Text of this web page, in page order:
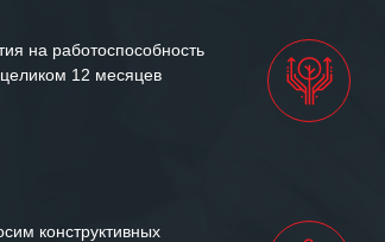
на работоспособность
12 месяцев
конструктивных